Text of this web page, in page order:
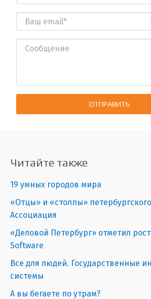
ОТПРАВИТЬ
Читайте также
19 умных городов мира
«Отцы» и «столпы»
Ассоциация
«Деловой Петербург» отметил
Software
Все для людей. Государственные
системы
А вы бегаете по утрам?